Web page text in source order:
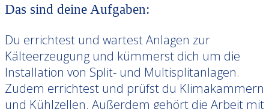
Das sind deine Aufgaben:
Du errichtest und wartest Anlagen zur
Kälteerzeugung und kümmerst dich um die
Installation von Split- und Multisplitanlagen.
Zudem errichtest und prüfst du Klimakammern
und Kühlzellen. Außerdem gehört die Arbeit mit